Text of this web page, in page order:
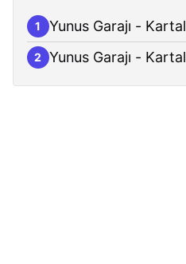
1 Yunus Garajı - Kartal
2 Yunus Garajı - Kartal